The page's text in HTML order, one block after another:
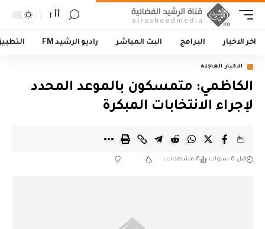
أأ
اخر الاخبار البرامج البث المباشر راديو الرشيد FM
الاخبار العاجلة
الكاظمي: متمسكون بالموعد المحدد
لإجراء الانتخابات المبكرة
قبل 6 سنوات 6 مشاهدات